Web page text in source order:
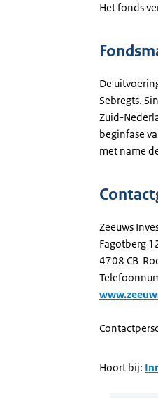
Het fonds
De
Sebregts.
Zuid-
beginfase
met name
Zeeuws
Fagotberg
4708 CB
Hoort bij: